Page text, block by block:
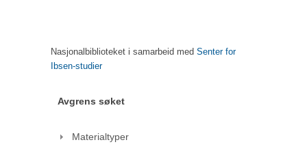
Nasjonalbiblioteket i samarbeid med Senter for
Ibsen-studier
Avgrens søket
Materialtyper